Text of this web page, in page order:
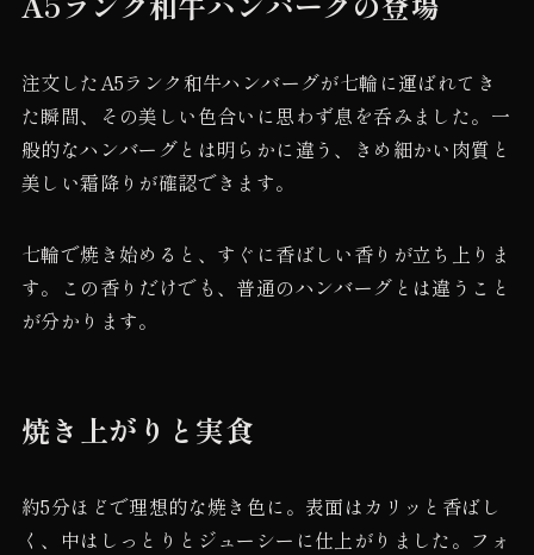
注文したA5ランク和牛ハンバーグが七輪に運ばれてき
た瞬間、その美しい色合いに思わず息を呑みました。一
般的なハンバーグとは明らかに違う、きめ細かい肉質と
美しい霜降りが確認できます。
七輪で焼き始めると、すぐに香ばしい香りが立ち上りま
す。この香りだけでも、普通のハンバーグとは違うこと
が分かります。
焼き上がりと実食
約5分ほどで理想的な焼き色に。表面はカリッと香ばし
く、中はしっとりとジューシーに仕上がりました。フォ